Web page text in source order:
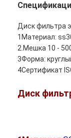
Диск фильтра
1Материал:
2.Мешка 10 -
3Форма:
4Сертификат
Диск